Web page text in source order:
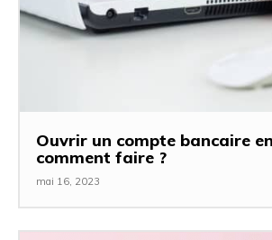
Ouvrir un compte bancaire
comment faire ?
mai 16, 2023